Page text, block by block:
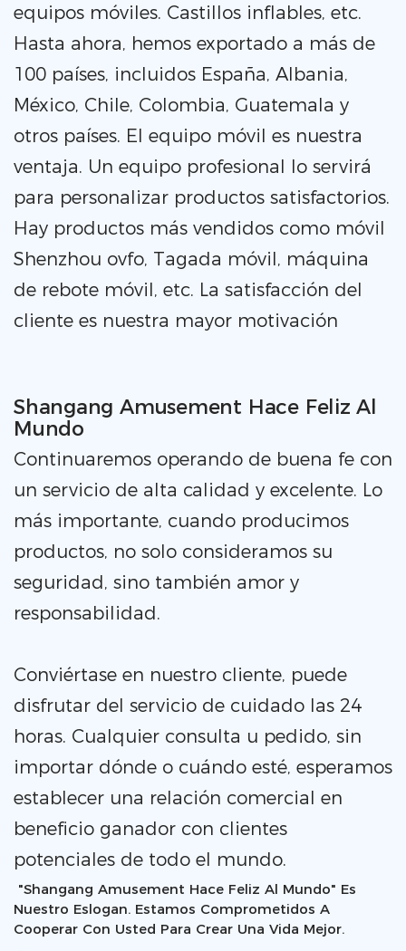
equipos móviles. Castillos inflables, etc.
Hasta ahora, hemos exportado a más de
100 países, incluidos España, Albania,
México, Chile, Colombia, Guatemala y
otros países. El equipo móvil es nuestra
ventaja. Un equipo profesional lo servirá
para personalizar productos satisfactorios.
Hay productos más vendidos como móvil
Shenzhou ovfo, Tagada móvil, máquina
de rebote móvil, etc. La satisfacción del
cliente es nuestra mayor motivación
Shangang Amusement Hace Feliz Al
Mundo
Continuaremos operando de buena fe con
un servicio de alta calidad y excelente. Lo
más importante, cuando producimos
productos, no solo consideramos su
seguridad, sino también amor y
responsabilidad.
Conviértase en nuestro cliente, puede
disfrutar del servicio de cuidado las 24
horas. Cualquier consulta u pedido, sin
importar dónde o cuándo esté, esperamos
establecer una relación comercial en
beneficio ganador con clientes
potenciales de todo el mundo.
"Shangang Amusement Hace Feliz Al Mundo" Es
Nuestro Eslogan. Estamos Comprometidos A
Cooperar Con Usted Para Crear Una Vida Mejor.